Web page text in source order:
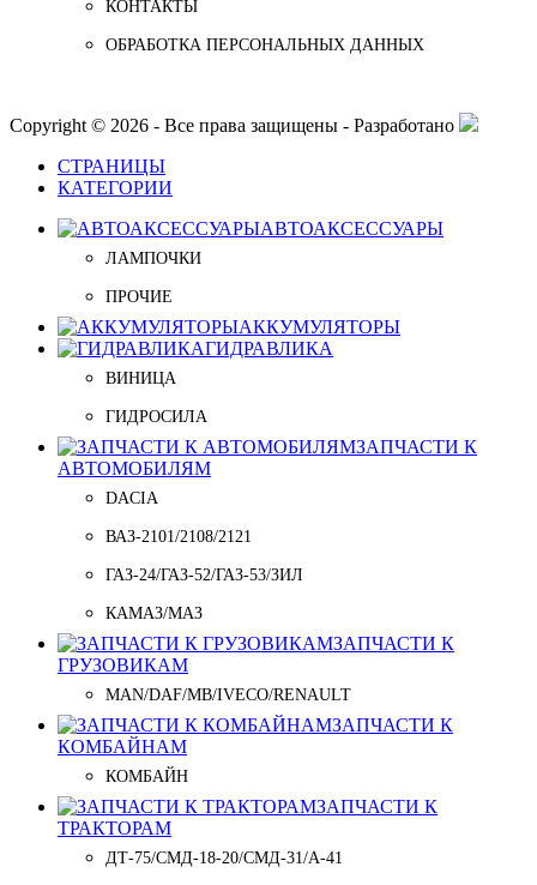
КОНТАКТЫ
ОБРАБОТКА ПЕРСОНАЛЬНЫХ ДАННЫХ
Copyright © 2026 - Все права защищены - Разработано
СТРАНИЦЫ
КАТЕГОРИИ
АВТОАКСЕССУАРЫ
ЛАМПОЧКИ
ПРОЧИЕ
АККУМУЛЯТОРЫ
ГИДРАВЛИКА
ВИНИЦА
ГИДРОСИЛА
ЗАПЧАСТИ К
АВТОМОБИЛЯМ
DACIA
ВАЗ-2101/2108/2121
ГАЗ-24/ГАЗ-52/ГАЗ-53/ЗИЛ
КАМАЗ/МАЗ
ЗАПЧАСТИ К
ГРУЗОВИКАМ
MAN/DAF/MB/IVECO/RENAULT
ЗАПЧАСТИ К
КОМБАЙНАМ
КОМБАЙН
ЗАПЧАСТИ К
ТРАКТОРАМ
ДТ-75/СМД-18-20/СМД-31/A-41